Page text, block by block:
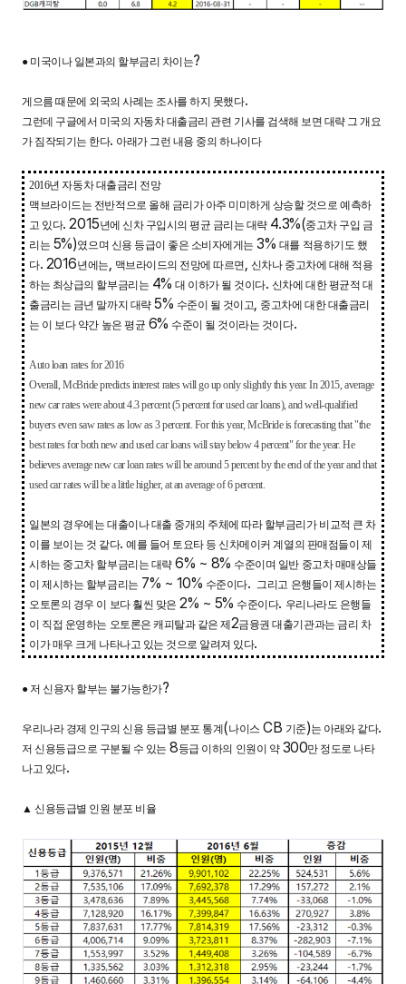
● 미국이나 일본과의 할부금리 차이는?
게으름 때문에 외국의 사례는 조사를 하지 못했다.
그런데 구글에서 미국의 자동차 대출금리 관련 기사를 검색해 보면 대략 그 개요
가 짐작되기는 한다. 아래가 그런 내용 중의 하나이다
2016년 자동차 대출금리 전망
맥브라이드는 전반적으로 올해 금리가 아주 미미하게 상승할 것으로 예측하
고 있다. 2015년에 신차 구입시의 평균 금리는 대략4.3%(중고차 구입 금
리는 5%)였으며 신용 등급이 좋은 소비자에게는 3% 대를 적용하기도 했
다. 2016년에는, 맥브라이드의 전망에 따르면 , 신차나 중고차에 대해 적용
하는 최상급의 할부금리는 4%대 이하가 될 것이다. 신차에 대한 평균적 대
출금리는 금년 말까지 대략5% 수준이 될 것이고, 중고차에 대한 대출금리
는 이 보다 약간 높은 평균 6% 수준이 될 것이라는 것이다.
Auto loan rates for 2016
Overall, McBride predicts interest rates will go up only slightly this year. In 2015, average
new car rates were about 4.3 percent (5 percent for used car loans), and well-qualified
buyers even saw rates as low as 3 percent. For this year, McBride is forecasting that "the
best rates for both new and used car loans will stay below 4 percent" for the year. He
believes average new car loan rates will be around 5 percent by the end of the year and that
used car rates will be a little higher, at an average of 6 percent.
일본의 경우에는 대출이나 대출 중개의 주체에 따라 할부금리가 비교적 큰 차
이를 보이는 것 같다.예를 들어 토요타 등 신차메이커 계열의 판매점들이 제
시하는 중고차 할부금리는 대략6% ~ 8% 수준이며 일반 중고차 매매상들
이 제시하는 할부금리는 7% ~ 10% 수준이다. 그리고 은행들이 제시하는
오토론의 경우 이 보다 훨씬 맞은 2% ~ 5% 수준이다. 우리나라도 은행들
이 직접 운영하는 오토론은 캐피탈과 같은 제 2금융권 대출기관과는 금리 차
이가 매우 크게 나타나고 있는 것으로 알려져 있다.
● 저 신용자 할부는 불가능한가?
우리나라 경제 인구의 신용 등급별 분포 통계(나이스 CB 기준)는 아래와 같다.
저 신용등급으로 구분될 수 있는 8등급 이하의 인원이 약300만 정도로 나타
나고 있다.
▲신용등급별 인원 분포 비율